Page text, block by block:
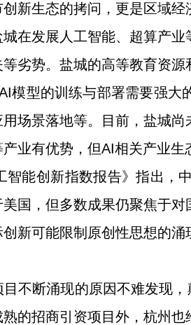
新生态的拷问，更是区域经
在发展人工智能、超算产
劣势。盐城的高等教育资
模型的训练与部署需要强
场景落地等。目前，盐城
业有优势，但AI相关产业生
智能创新指数报告》指出
国，但多数成果仍聚焦于
新可能限制原创性思想的
不断涌现的原因不难发现
的招商引资项目外，杭州